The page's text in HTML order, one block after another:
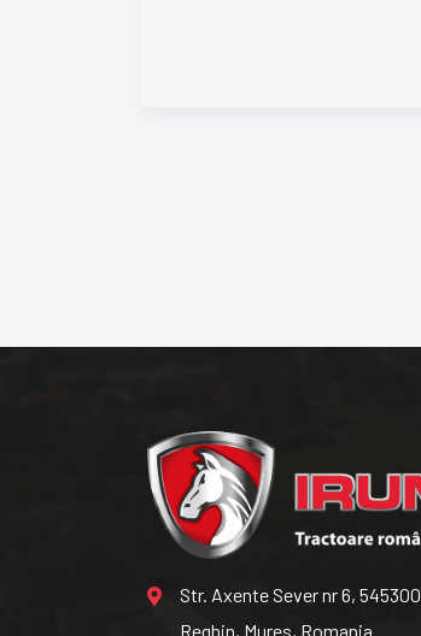
Str. Axente Sever nr 6, 545300
Reghin, Mures, Romania